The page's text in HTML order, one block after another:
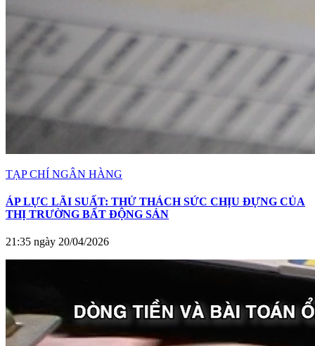
TẠP CHÍ NGÂN HÀNG
ÁP LỰC LÃI SUẤT: THỬ THÁCH SỨC CHỊU ĐỰNG CỦA
THỊ TRƯỜNG BẤT ĐỘNG SẢN
21:35 ngày 20/04/2026